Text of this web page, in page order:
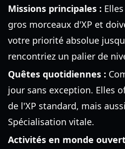
Missions principales :
gros morceaux d'XP et
votre priorité absolue
rencontriez un palier de
Quêtes quotidiennes :
jour sans exception. Elles
de l'XP standard, mais
Spécialisation vitale.
Activités en monde